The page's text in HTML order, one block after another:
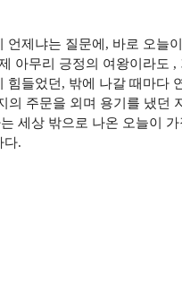
언제냐는 질문에, 바로 오늘
아무리 긍정의 여왕이라도 ,
힘들었던, 밖에 나갈 때마다
의 주문을 외며 용기를 냈던
세상 밖으로 나온 오늘이
다.